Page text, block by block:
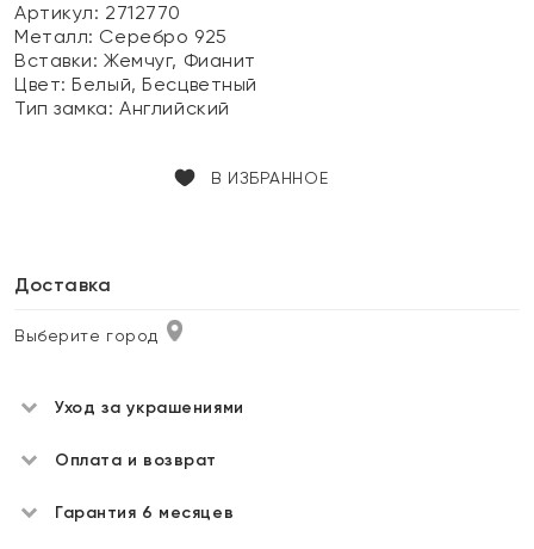
Артикул: 2712770
Металл: Серебро 925
Вставки:Жемчуг, Фианит
Цвет:Белый, Бесцветный
Тип замка:Английский
В ИЗБРАННОЕ
Доставка
Выберите город
Уход за украшениями
Оплата и возврат
Гарантия 6 месяцев